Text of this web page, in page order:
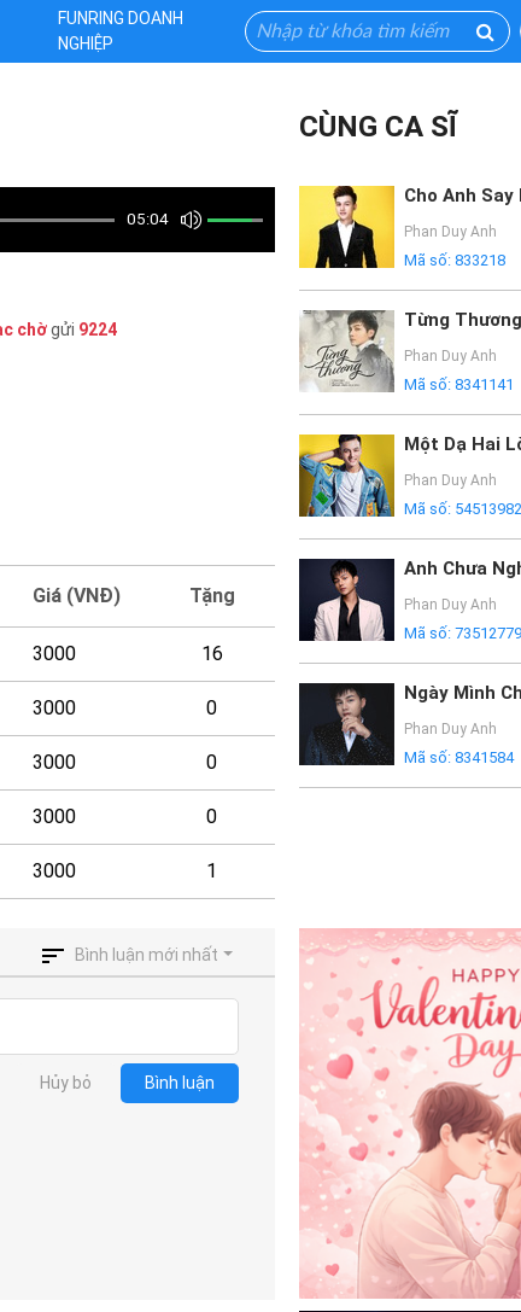
FUNRING DOANH
NGHIỆP
05:04
chờgửi 9224
Giá (VNĐ) Tặng
3000 16
3000 0
3000 0
3000 0
3000 1
CÙNG CA SĨ
Cho Anh Say
Phan Duy Anh
Mã số:833218
Từng Thương
Phan Duy Anh
Mã số:8341141
Một Dạ Hai
Phan Duy Anh
Mã số: 54513982
Anh Chưa
Phan Duy Anh
Mã số:73512779
Phan Duy Anh
Mã số:8341584
Bình luận mới nhất
Hủy bỏ Bình luận